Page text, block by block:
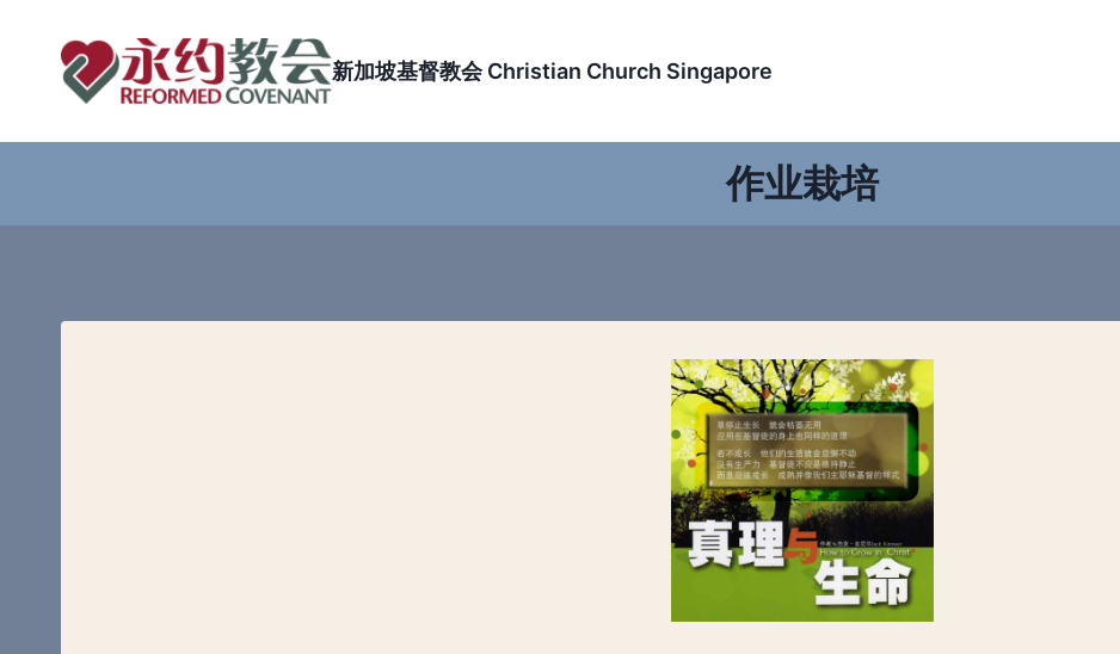
content
新加坡基督教会 Christian Church Singapore
作业栽培